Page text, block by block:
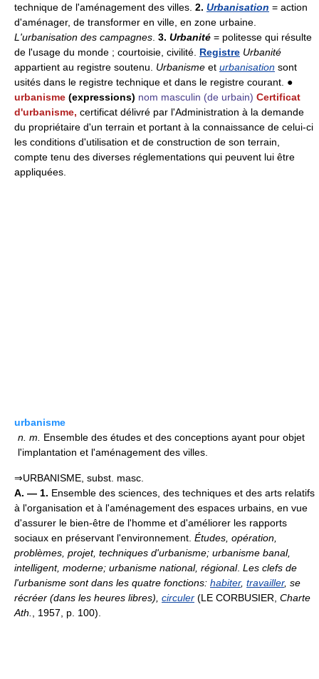
technique de l'aménagement des villes. 2. Urbanisation = action
d'aménager, de transformer en ville, en zone urbaine.
L'urbanisation des campagnes 3. Urbanité = politesse qui résulte
de l'usage du monde ; courtoisie, civilité. Registre Urbanité
appartient au registre soutenu. Urbanisme et urbanisation sont
usités dans le registre technique et dans le registre courant. ●
urbanisme (expressions) nom masculin (de urbain) Certificat
d'urbanisme, certificat délivré par l'Administration à la demande
du propriétaire d'un terrain et portant à la connaissance de celui-ci
les conditions d'utilisation et de construction de son terrain,
compte tenu des diverses réglementations qui peuvent lui être
appliquées.
urbanisme
n. m.
Ensemble des études et des conceptions ayant pour objet
l'implantation et l'aménagement des villes.
⇒URBANISME, subst. masc.
A. — 1. Ensemble des sciences, des techniques et des arts relatifs
à l'organisation et à l'aménagement des espaces urbains, en vue
d'assurer le bien-être de l'homme et d'améliorer les rapports
sociaux en préservant l'environnement. Études, opération,
problèmes, projet, techniques d'urbanisme; urbanisme banal,
intelligent, moderne; urbanisme national, régional. Les clefs de
l'urbanisme sont dans les quatre fonctions: habiter, travailler, se
récréer (dans les heures libres), circuler (LE CORBUSIER, Charte
Ath.
, 1957, p. 100).